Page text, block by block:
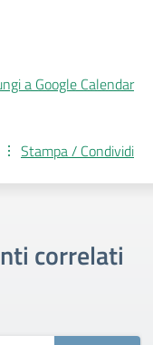
a Google Calendar
Stampa / Condividi
correlati